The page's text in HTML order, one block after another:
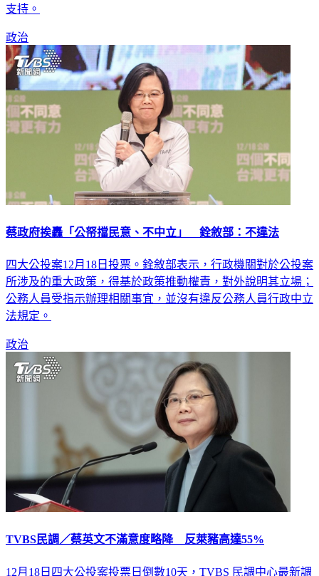
支持。
政治
蔡政府挨轟「公帑擋民意、不中立」 銓敘部：不違法
四大公投案12月18日投票。銓敘部表示，行政機關對於公投案
所涉及的重大政策，得基於政策推動權責，對外說明其立場；
公務人員受指示辦理相關事宜，並沒有違反公務人員行政中立
法規定。
政治
TVBS民調／蔡英文不滿意度略降 反萊豬高達55%
12月18日四大公投案投票日倒數10天，TVBS 民調中心最新調